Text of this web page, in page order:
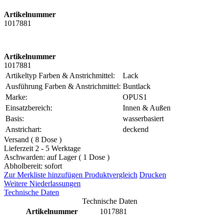
Artikelnummer
1017881
Artikelnummer
1017881
Artikeltyp Farben & Anstrichmittel:
Lack
Ausführung Farben & Anstrichmittel: Buntlack
Marke:
OPUS1
Einsatzbereich:
Innen & Außen
Basis:
wasserbasiert
Anstrichart:
deckend
Versand ( 8 Dose )
Lieferzeit 2 - 5 Werktage
Aschwarden: auf Lager ( 1 Dose )
Abholbereit: sofort
Zur Merkliste hinzufügen Produktvergleich Drucken
Weitere Niederlassungen
Technische Daten
Technische Daten
Artikelnummer
1017881